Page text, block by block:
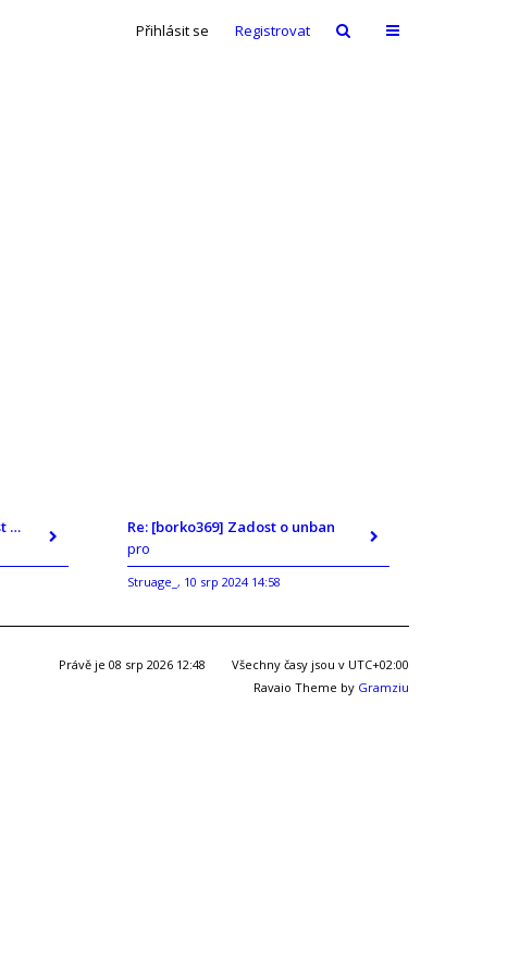
Přihlásit se Registrovat
Re: [borko369] Zadost o unban
Re: [borko369] Zadost o unban
pro
Struage_ , 10 srp 2024 14:58
Všechny časy jsou v UTC+02:00
Právě je 08 srp 2026 12:48
Ravaio Theme by Gramziu